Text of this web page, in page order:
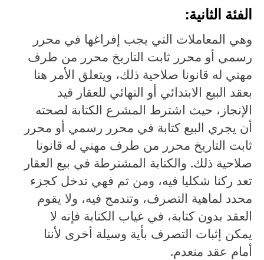
الفئة الثانية:
وهي المعاملات التي يجب إفراغها في محرر
رسمي أو محرر ثابت التاريخ محرر من طرف
مهني له قانونا صلاحية ذلك، ويتعلق الأمر هنا
بعقد البيع الابتدائي أو النهائي للعقار قيد
الإنجاز، حيث اشترط المشرع الكتابة لصحته
أن يجري البيع كتابة في محرر رسمي أو محرر
ثابت التاريخ محرر من طرف مهني له قانونا
صلاحية ذلك. والكتابة المشترطة في بيع العقار
تعد ركنا شكليا فيه، ومن تم فهي تدخل كجزء
محدد لماهية التصرف، وتندمج فيه، ولا يقوم
العقد بدون كتابة، في غياب الكتابة فإنه لا
يمكن إثبات التصرف بأية وسيلة أخرى لأننا
أمام عقد منعدم.